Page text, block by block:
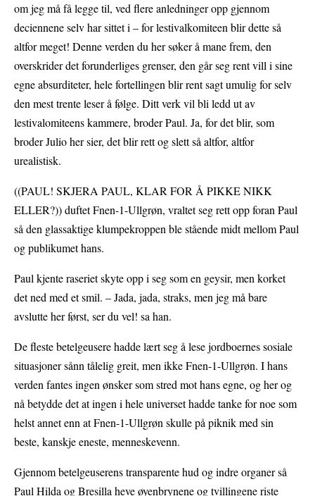
om jeg må få legge til, ved flere anledninger opp gjennom
deciennene selv har sittet i – for lestivalkomiteen blir dette så
altfor meget! Denne verden du her søker å mane frem, den
overskrider det forunderliges grenser, den går seg rent vill i sine
egne absurditeter, hele fortellingen blir rent sagt umulig for selv
den mest trente leser å følge. Ditt verk vil bli ledd ut av
lestivalomiteens kammere, broder Paul. Ja, for det blir, som
broder Julio her sier, det blir rett og slett så altfor, altfor
urealistisk.
((PAUL! SKJERA PAUL, KLAR FOR Å PIKKE NIKK
ELLER?)) duftet Fnen-1-Ullgrøn, vraltet seg rett opp foran Paul
så den glassaktige klumpekroppen ble stående midt mellom Paul
og publikumet hans.
Paul kjente raseriet skyte opp i seg som en geysir, men korket
det ned med et smil. – Jada, jada, straks, men jeg må bare
avslutte her først, ser du vel! sa han.
De fleste betelgeusere hadde lært seg å lese jordboernes sosiale
situasjoner sånn tålelig greit, men ikke Fnen-1-Ullgrøn. I hans
verden fantes ingen ønsker som stred mot hans egne, og her og
nå betydde det at ingen i hele universet hadde tanke for noe som
helst annet enn at Fnen-1-Ullgrøn skulle på piknik med sin
beste, kanskje eneste, menneskevenn.
Gjennom betelgeuserens transparente hud og indre organer så
Paul Hilda og Bresilla heve øyenbrynene og tvillingene riste